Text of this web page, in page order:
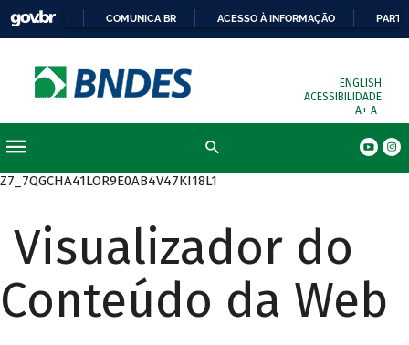
COMUNICA BR ACESSO À INFORMAÇÃO
ENGLISH
ACESSIBILIDADE
A+ A-
Z7_7QGCHA41LOR9E0AB4V47KI18L1
Visualizador do
Conteúdo da Web